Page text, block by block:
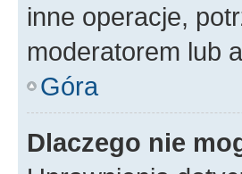
inne operacje,
moderatorem lub
Góra
Dlaczego nie